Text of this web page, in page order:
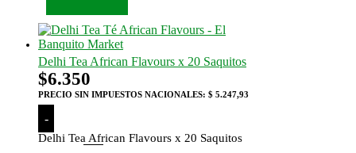
Delhi Tea African Flavours x 20 Saquitos
$6.350
PRECIO SIN IMPUESTOS NACIONALES: $ 5.247,93
-
Delhi Tea African Flavours x 20 Saquitos